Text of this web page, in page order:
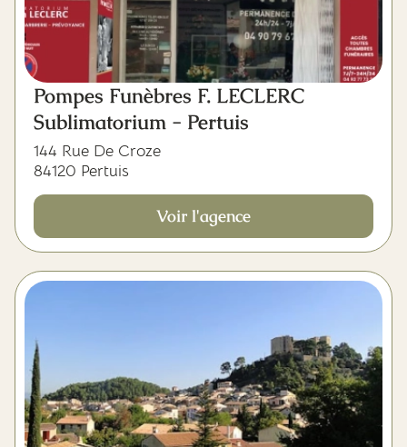
Pompes Funèbres F. LECLERC
Sublimatorium - Pertuis
144 Rue De Croze
84120 Pertuis
Voir l'agence